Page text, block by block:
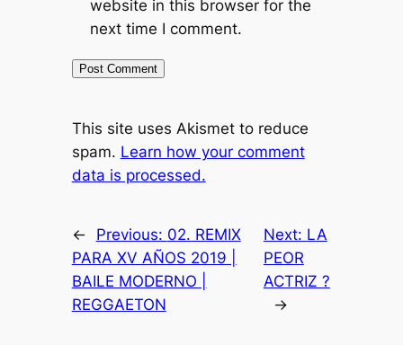
website in this browser for the
next time I comment.
This site uses Akismet to reduce
spam. Learn how your comment
data is processed.
← Previous: 02. REMIX
PARA XV AÑOS 2019 |
BAILE MODERNO |
REGGAETON
Next: LA
PEOR
ACTRIZ ?
→